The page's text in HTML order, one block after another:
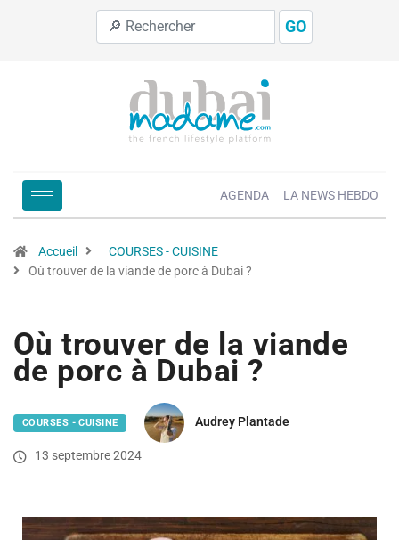
GO
AGENDA LA NEWS HEBDO
Accueil
COURSES - CUISINE
Où trouver de la viande de porc à Dubai ?
Où trouver de la viande
de porc à Dubai ?
COURSES - CUISINE Audrey Plantade
13 septembre 2024